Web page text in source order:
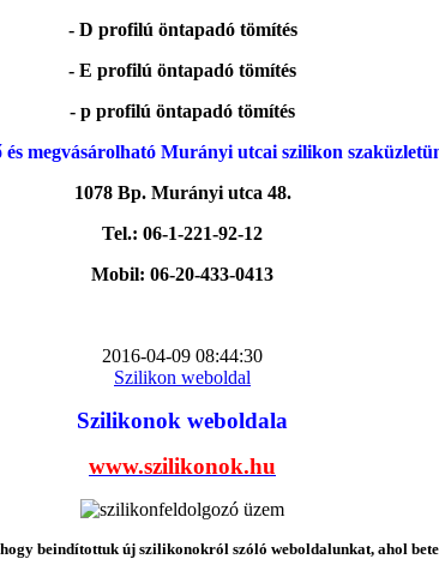
- D profilú öntapadó tömítés
- E profilú öntapadó tömítés
- p profilú öntapadó tömítés
és megvásárolható Murányi utcai szilikon
1078 Bp. Murányi utca 48.
Tel.: 06-1-221-92-12
Mobil: 06-20-433-0413
2016-04-09 08:44:30
Szilikon weboldal
Szilikonok weboldala
www.szilikonok.hu
beindítottuk új szilikonokról szóló weboldalunkat, ahol